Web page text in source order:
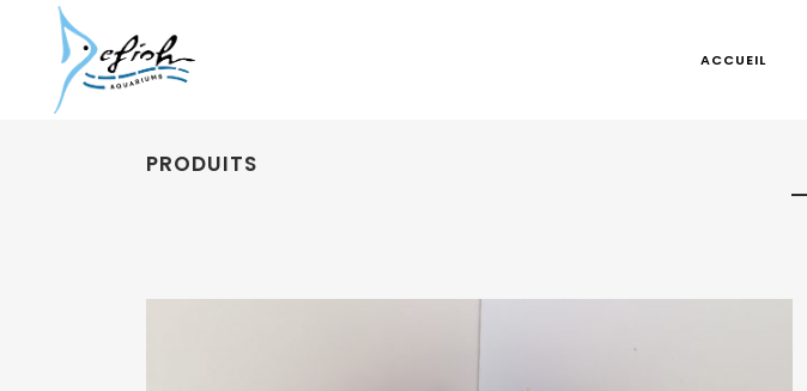
ACCUEIL
PRODUITS